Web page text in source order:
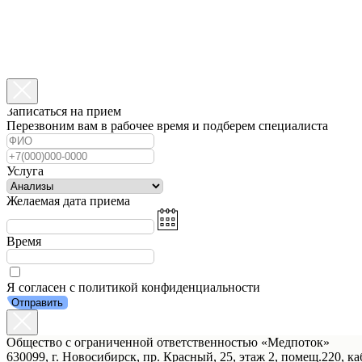
Записаться на прием
Перезвоним вам в рабочее время и подберем специалиста
Услуга
Желаемая дата приема
Время
Я согласен с политикой конфиденциальности
Отправить
Общество с ограниченной ответственностью «Медпоток»
630099, г. Новосибирск, пр. Красный, 25, этаж 2, помещ.220,